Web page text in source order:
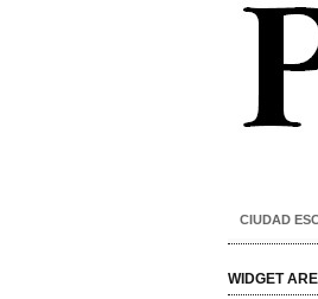
CIUDAD
WIDGET